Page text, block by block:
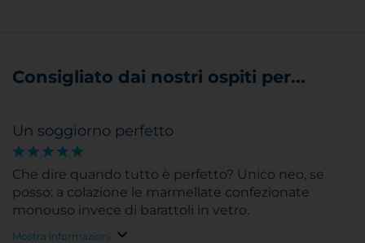
Consigliato dai nostri ospiti per...
Un soggiorno perfetto
Che dire quando tutto è perfetto? Unico neo, se
posso: a colazione le marmellate confezionate
monouso invece di barattoli in vetro.
Mostra informazioni